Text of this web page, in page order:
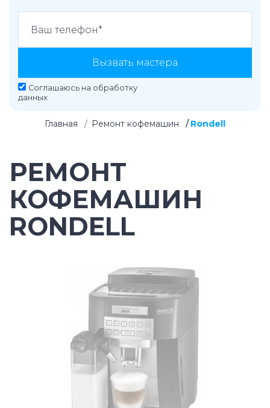
Вызвать мастера
Соглашаюсь на обработку
данных
Главная Ремонт кофемашин Rondell
РЕМОНТ
КОФЕМАШИН
RONDELL